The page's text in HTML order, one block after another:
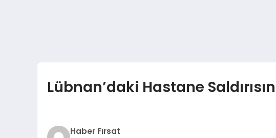
Lübnan’daki Hastane
Haber Fırsat